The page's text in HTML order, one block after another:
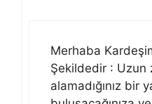
Merhaba
Şekildedir : Uzun
alamadığınız bir